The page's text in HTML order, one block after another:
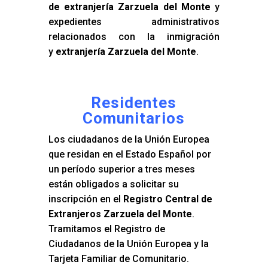
de extranjería Zarzuela del Monte y
expedientes administrativos
relacionados con la inmigración
y extranjería Zarzuela del Monte.
Residentes
Comunitarios
Los ciudadanos de la Unión Europea
que residan en el Estado Español por
un período superior a tres meses
están obligados a solicitar su
inscripción en el Registro Central de
Extranjeros Zarzuela del Monte.
Tramitamos el Registro de
Ciudadanos de la Unión Europea y la
Tarjeta Familiar de Comunitario.